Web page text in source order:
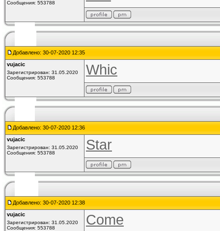
Сообщения: 553788
Добавлено: 30-07-2020 12:35
vujacic
Зарегистрирован: 31.05.2020
Сообщения: 553788
Whic
Добавлено: 30-07-2020 12:36
vujacic
Зарегистрирован: 31.05.2020
Сообщения: 553788
Star
Добавлено: 30-07-2020 12:38
vujacic
Зарегистрирован: 31.05.2020
Сообщения: 553788
Come